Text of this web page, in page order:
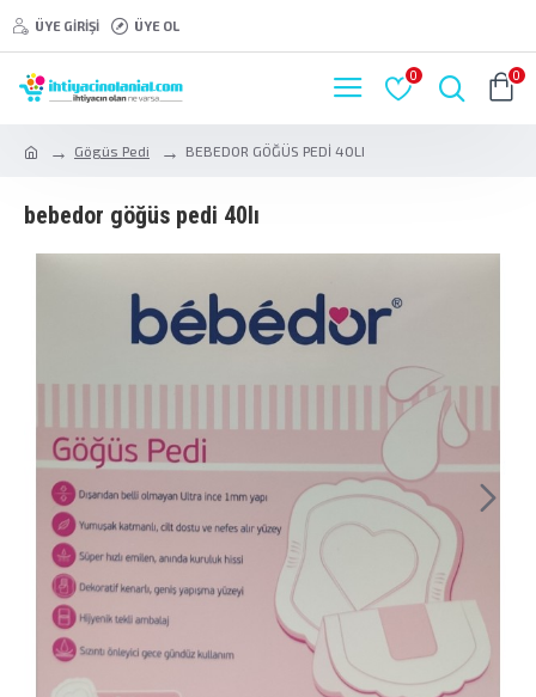
ÜYE GIRIŞI ÜYE OL
0 0
Gögüs Pedi BEBEDOR GÖĞÜS PEDİ 40LI
bebedor göğüs pedi̇ 40li